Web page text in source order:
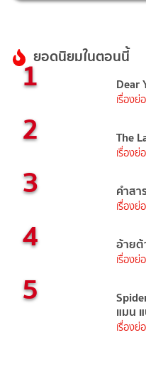
ยอดนิยมในตอนนี้
1 Dear
เรื่องย่
2 The
เรื่องย่
3 คำส
เรื่องย่
4 อ้ายต้
เรื่องย่
5 แมน
เรื่องย่